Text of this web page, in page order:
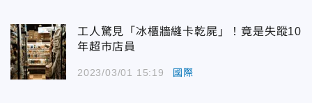
工人驚見「冰櫃牆縫卡乾屍」！竟是失蹤10
年超市店員
2023/03/01 15:19 國際